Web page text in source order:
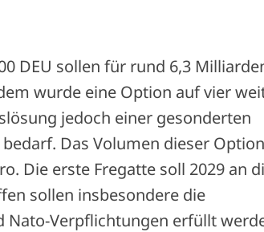
DEU sollen für rund 6,3
wurde eine Option auf vier
jedoch einer gesonderten
Das Volumen dieser Option
Die erste Fregatte soll 2029 an
sollen insbesondere die
Nato-Verpflichtungen erfüllt